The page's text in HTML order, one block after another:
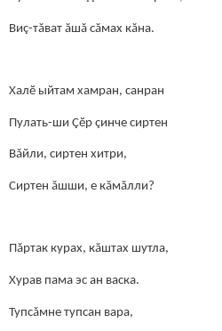
Виç-тăват ăшă сăмах кăна.
Халӗ ыйтам хамран, санран
Пулать-ши Çӗр çинче сиртен
Вăйли, сиртен хитри,
Сиртен ăшши, е кăмăлли?
Пăртак курах, кăштах шутла,
Хурав пама эс ан васка.
Тупсăмне тупсан вара,